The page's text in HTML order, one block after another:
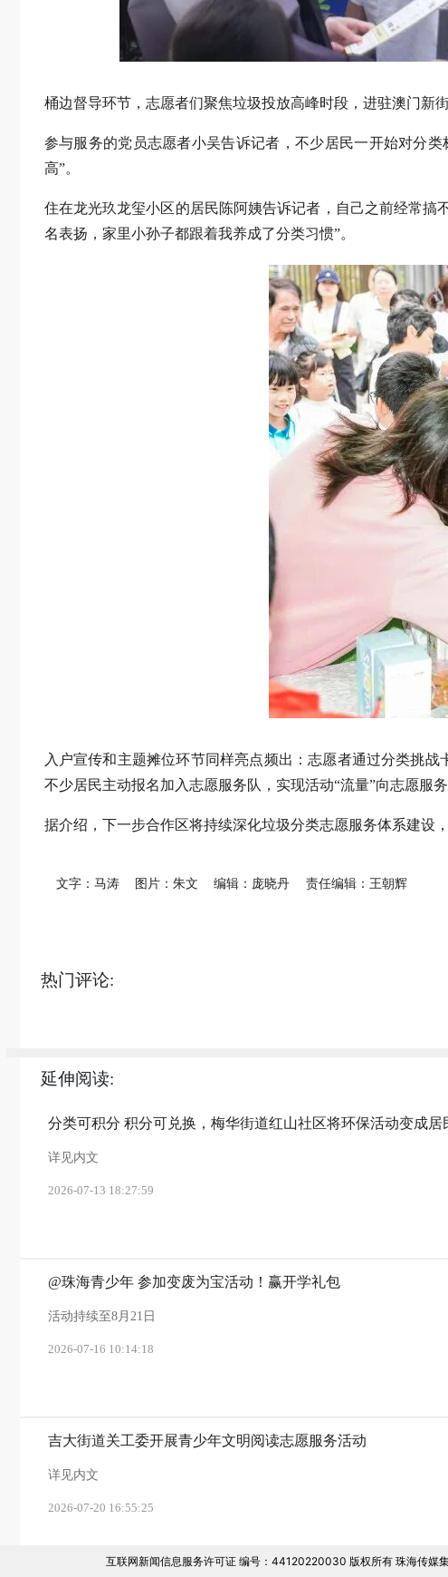
桶边督导环节，志愿者们聚焦垃圾投放高峰时段，进驻澳门新
参与服务的党员志愿者小吴告诉记者，不少居民一开始对分
高”。
住在龙光玖龙玺小区的居民陈阿姨告诉记者，自己之前经常
名表扬，家里小孙子都跟着我养成了分类习惯”。
入户宣传和主题摊位环节同样亮点频出：志愿者通过分类挑
不少居民主动报名加入志愿服务队，实现活动“流量”向志愿服务
据介绍，下一步合作区将持续深化垃圾分类志愿服务体系建设
文字：马涛 图片：朱文 编辑：庞晓丹 责任编辑：王朝辉
热门评论:
延伸阅读:
分类可积分 积分可兑换，梅华街道红山社区将环保活动变成居
详见内文
2026-07-13 18:27:59
@珠海青少年 参加变废为宝活动！赢开学礼包
活动持续至8月21日
2026-07-16 10:14:18
吉大街道关工委开展青少年文明阅读志愿服务活动
详见内文
2026-07-20 16:55:25
互联网新闻信息服务许可证 编号：44120220030 版权所有 珠海传媒